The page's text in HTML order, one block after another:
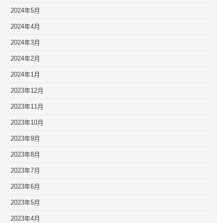
2024年5月
2024年4月
2024年3月
2024年2月
2024年1月
2023年12月
2023年11月
2023年10月
2023年9月
2023年8月
2023年7月
2023年6月
2023年5月
2023年4月